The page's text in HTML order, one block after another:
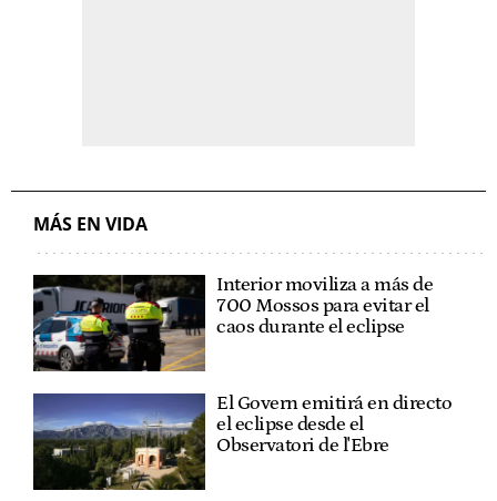
MÁS EN VIDA
Interior moviliza a más de
700 Mossos para evitar el
caos durante el eclipse
El Govern emitirá en directo
el eclipse desde el
Observatori de l'Ebre